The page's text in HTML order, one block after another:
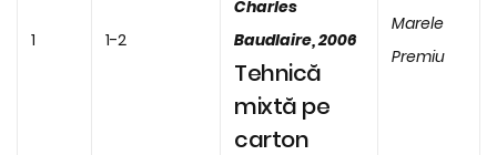
1 1-2
Charles
Baudlaire, 2006
Tehnică
mixtă pe
carton
Marele
Premiu